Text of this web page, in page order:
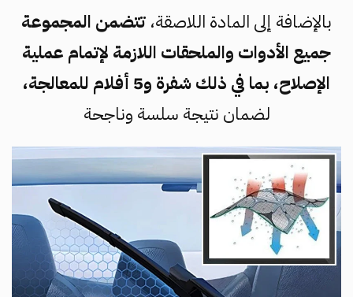
بالإضافة إلى المادة اللاصقة، تتضمن المجموعة
جميع الأدوات والملحقات اللازمة لإتمام عملية
الإصلاح، بما في ذلك شفرة و5 أفلام للمعالجة،
لضمان نتيجة سلسة وناجحة